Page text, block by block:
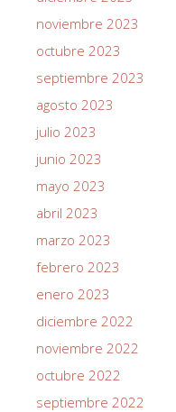
noviembre 2023
octubre 2023
septiembre 2023
agosto 2023
julio 2023
junio 2023
mayo 2023
abril 2023
marzo 2023
febrero 2023
enero 2023
diciembre 2022
noviembre 2022
octubre 2022
septiembre 2022